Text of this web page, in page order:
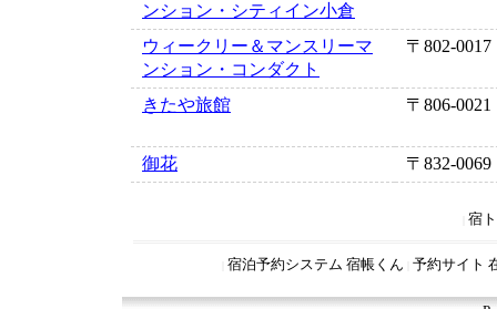
ンション・シティイン小倉
ウィークリー＆マンスリーマ
ンション・コンダクト
〒802-0017
きたや旅館 〒806-0021
御花 〒832-0069
宿
宿泊予約システム 宿帳くん 予約サイト